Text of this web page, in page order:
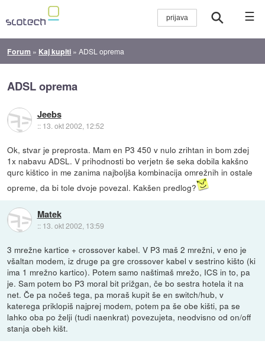
☰
Forum » Kaj kupiti »ADSL oprema
ADSL oprema
Jeebs
:: 13. okt 2002, 12:52
Ok, stvar je preprosta. Mam en P3 450 v nulo zrihtan in bom zdej
1x nabavu ADSL. V prihodnosti bo verjetn še seka dobila kakšno
qurc kištico in me zanima najboljša kombinacija omrežnih in ostale
opreme, da bi tole dvoje povezal. Kakšen predlog?
Matek
:: 13. okt 2002, 13:59
3 mrežne kartice + crossover kabel. V P3 maš 2 mrežni, v eno je
všaltan modem, iz druge pa gre crossover kabel v sestrino kišto (ki
ima 1 mrežno kartico). Potem samo naštimaš mrežo, ICS in to, pa
je. Sam potem bo P3 moral bit prižgan, če bo sestra hotela it na
net. Če pa nočeš tega, pa moraš kupit še en switch/hub, v
katerega priklopiš najprej modem, potem pa še obe kišti, pa se
lahko oba po želji (tudi naenkrat) povezujeta, neodvisno od on/off
stanja obeh kišt.